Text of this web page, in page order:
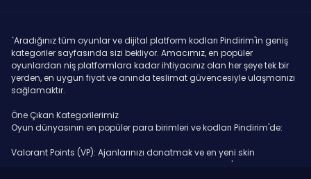
`Aradığınız tüm oyunlar ve dijital platform kodları Pindirim'in geniş
kategoriler sayfasında sizi bekliyor. Amacımız, en popüler
oyunlardan niş platformlara kadar ihtiyacınız olan her şeye tek bir
yerden, en uygun fiyat ve anında teslimat güvencesiyle ulaşmanızı
sağlamaktır.
Öne Çıkan Kategorilerimiz
Oyun dünyasının en popüler para birimleri ve kodları Pindirim'de:
Valorant Points (VP): Ajanlarınızı donatmak ve en yeni skin
koleksiyonlarına sahip olmak için ihtiyacınız olan VP'ler burada.